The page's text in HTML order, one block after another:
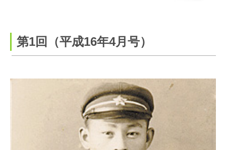
第1回（平成16年4月号）